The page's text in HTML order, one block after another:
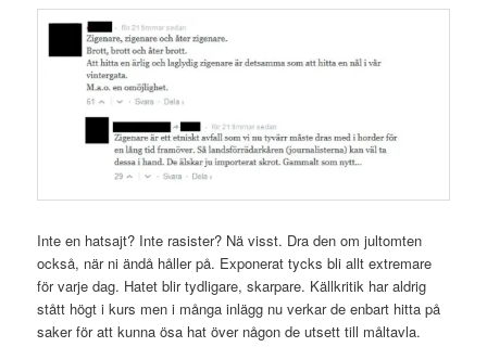
Inte en hatsajt? Inte rasister? Nä visst. Dra den om jultomten
också, när ni ändå håller på. Exponerat tycks bli allt extremare
för varje dag. Hatet blir tydligare, skarpare. Källkritik har aldrig
stått högt i kurs men i många inlägg nu verkar de enbart hitta på
saker för att kunna ösa hat över någon de utsett till måltavla.